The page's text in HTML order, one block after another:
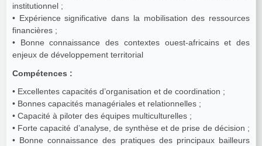
institutionnel ;
• Expérience significative dans la mobilisation des ressources
financières ;
• Bonne connaissance des contextes ouest-africains et des
enjeux de développement territorial
Compétences :
• Excellentes capacités d’organisation et de coordination ;
• Bonnes capacités managériales et relationnelles ;
• Capacité à piloter des équipes multiculturelles ;
• Forte capacité d’analyse, de synthèse et de prise de décision ;
• Bonne connaissance des pratiques des principaux bailleurs